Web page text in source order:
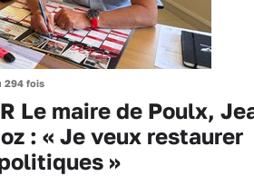
294 fois
Le maire de Poulx,
: « Je veux restaurer
»